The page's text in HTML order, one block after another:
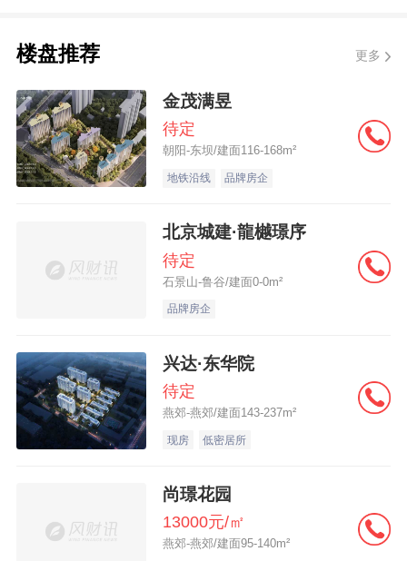
覆盖广东省粤东区域的河源、梅州等市的揭
博、粤赣、惠河、梅河、兴华、汕昆、梅平
等高速公路，共47个服务区，提供车辆管
理、治安秩序等综合后勤服务。详细 >>
楼盘推荐 更多
金茂满昱
待定
朝阳-东坝/建面116-168m²
地铁沿线 品牌房企
北京城建·龍樾璟序
待定
石景山-鲁谷/建面0-0m²
品牌房企
兴达·东华院
待定
燕郊-燕郊/建面143-237m²
现房 低密居所
尚璟花园
13000元/㎡
燕郊-燕郊/建面95-140m²